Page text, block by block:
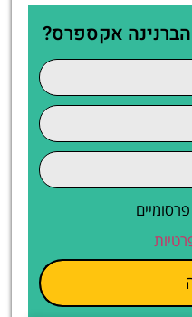
אקספרס?